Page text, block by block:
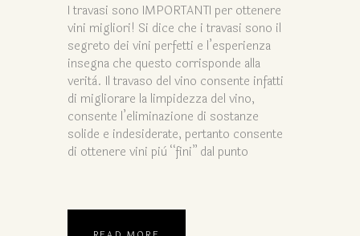
I travasi sono IMPORTANTI per ottenere
vini migliori! Si dice che i travasi sono il
segreto dei vini perfetti e l’esperienza
insegna che questo corrisponde alla
verità. Il travaso del vino consente infatti
di migliorare la limpidezza del vino,
consente l’eliminazione di sostanze
solide e indesiderate, pertanto consente
di ottenere vini più “fini” dal punto